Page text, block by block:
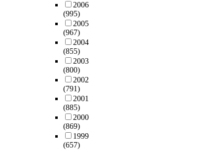
2006
(995)
2005
(967)
2004
(855)
2003
(800)
2002
(791)
2001
(885)
2000
(869)
1999
(657)